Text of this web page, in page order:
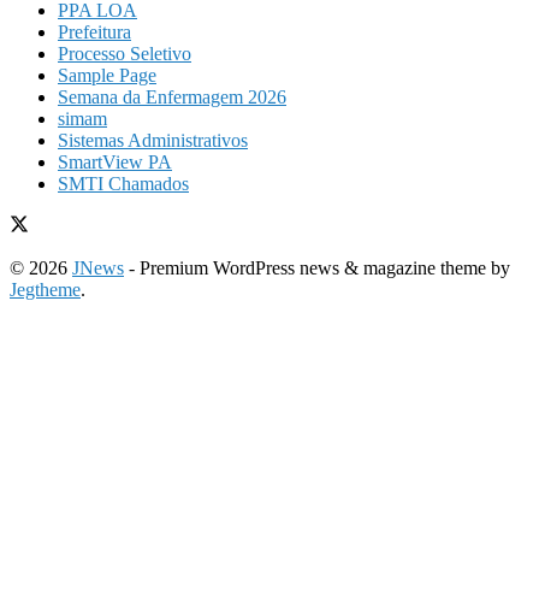
PPA LOA
Prefeitura
Processo Seletivo
Sample Page
Semana da Enfermagem 2026
simam
Sistemas Administrativos
SmartView PA
SMTI Chamados
© 2026 JNews - Premium WordPress news & magazine theme by
Jegtheme.